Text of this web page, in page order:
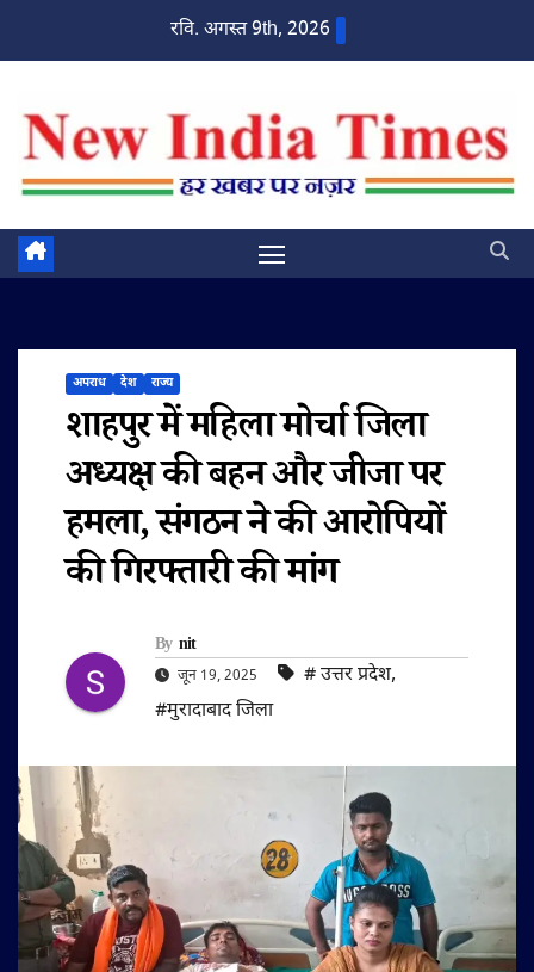
रवि. अगस्त 9th, 2026
अपराध देश राज्य
शाहपुर में महिला मोर्चा जिला
अध्यक्ष की बहन और जीजा पर
हमला, संगठन ने की आरोपियों
की गिरफ्तारी की मांग
By nit
जून 19, 2025 #‌ उत्तर प्रदेश,
#मुरादाबाद जिला